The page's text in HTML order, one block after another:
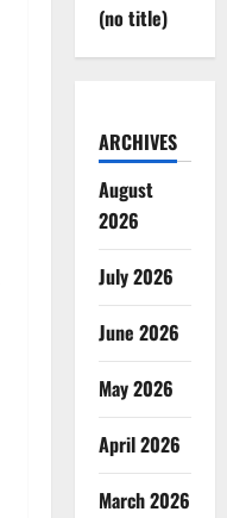
(no title)
ARCHIVES
August
2026
July 2026
June 2026
May 2026
April 2026
March 2026